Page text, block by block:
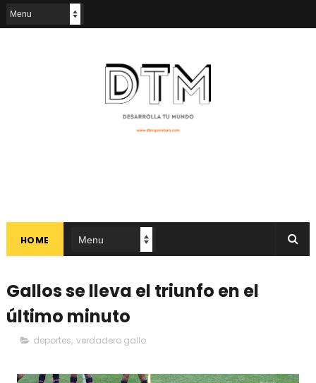
HOME
Gallos se lleva el triunfo en el
último minuto
deportes, verdadero gallo